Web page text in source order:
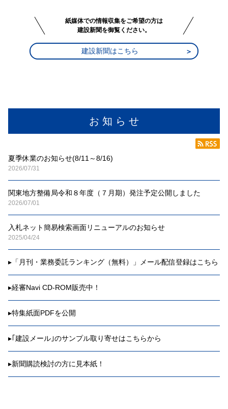
お 知 ら せ
夏季休業のお知らせ(8/11～8/16)
2026/07/31
関東地方整備局令和８年度（７月期）発注予定公開しました
2026/07/01
入札ネット簡易検索画面リニューアルのお知らせ
2025/04/24
▸ 「月刊・業務委託ランキング（無料）」メール配信登録はこちら
▸経審Navi CD-ROM販売中！
▸特集紙面PDFを公開
▸ ｢建設メール｣のサンプル取り寄せはこちらから
▸新聞購読検討の方に見本紙！
紙媒体での情報収集をご希望の方は
建設新聞を御覧ください。
建設新聞はこちら